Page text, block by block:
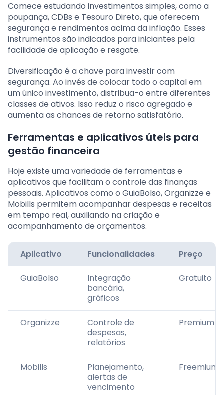
Comece estudando investimentos simples, como a
poupança, CDBs e Tesouro Direto, que oferecem
segurança e rendimentos acima da inflação. Esses
instrumentos são indicados para iniciantes pela
facilidade de aplicação e resgate.
Diversificação é a chave para investir com
segurança. Ao invés de colocar todo o capital em
um único investimento, distribua-o entre diferentes
classes de ativos. Isso reduz o risco agregado e
aumenta as chances de retorno satisfatório.
Ferramentas e aplicativos úteis para
gestão financeira
Hoje existe uma variedade de ferramentas e
aplicativos que facilitam o controle das finanças
pessoais. Aplicativos como o GuiaBolso, Organizze e
Mobills permitem acompanhar despesas e receitas
em tempo real, auxiliando na criação e
acompanhamento de orçamentos.
Aplicativo Funcionalidades Preço
GuiaBolso
Integração
bancária,
gráficos
Gratuito
Organizze
Controle de
despesas,
relatórios
Premium
Mobills
Planejamento,
alertas de
vencimento
Freemium